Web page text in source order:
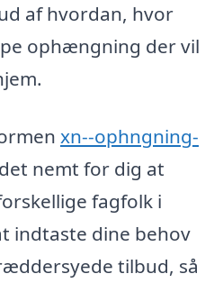
af hvordan, hvor
ophængning der vil
xn--ophngning-
det nemt for dig at
fagfolk i
indtaste dine behov
tilbud, så